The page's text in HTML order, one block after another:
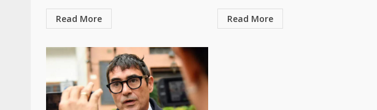
Read More Read More